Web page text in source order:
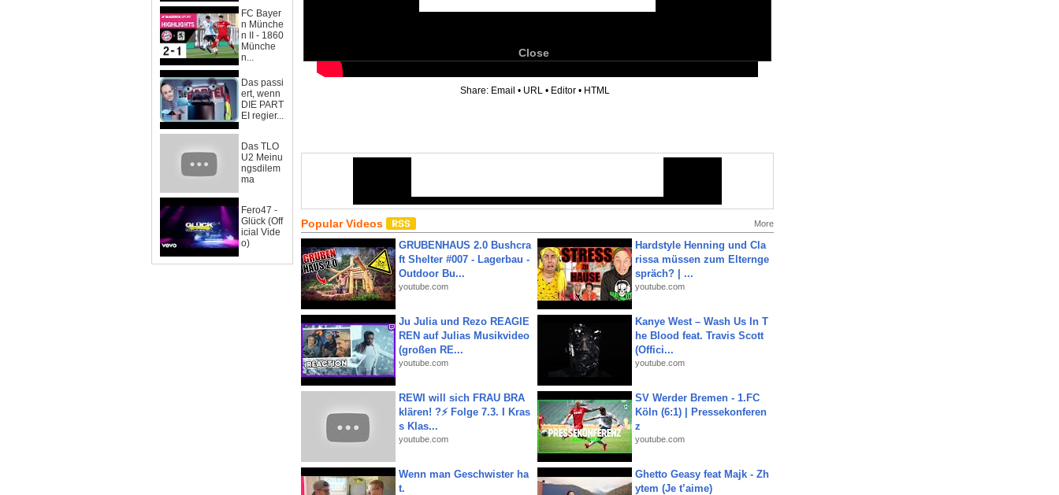
FC Bayer
n Münche
n II - 1860
Münche
n...
Das passi
ert, wenn
DIE PART
EI regier...
Das TLO
U2 Meinu
ngsdilem
ma
Fero47 -
Glück (Off
icial Vide
o)
Close
Share: Email • URL • Editor • HTML
Popular Videos More
GRUBENHAUS 2.0 Bushcra
ft Shelter #007 - Lagerbau -
Outdoor Bu...
youtube.com
Hardstyle Henning und Cla
rissa müssen zum Elternge
spräch? | ...
youtube.com
Ju Julia und Rezo REAGIE
REN auf Julias Musikvideo
(großen RE...
youtube.com
Kanye West – Wash Us In T
he Blood feat. Travis Scott
(Offici...
youtube.com
REWI will sich FRAU BRA
klären! ?⚡️ Folge 7.3. I Kras
s Klas...
youtube.com
SV Werder Bremen - 1.FC
Köln (6:1) | Pressekonferen
z
youtube.com
Wenn man Geschwister ha
t.
Ghetto Geasy feat Majk - Zh
ytem (Je t’aime)